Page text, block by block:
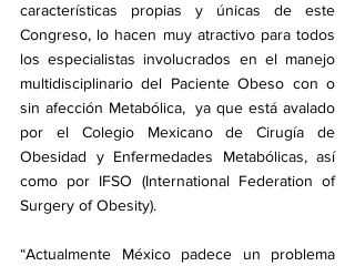
características propias y únicas de este
Congreso, lo hacen muy atractivo para todos
los especialistas involucrados en el manejo
multidisciplinario del Paciente Obeso con o
sin afección Metabólica,  ya que está avalado
por el Colegio Mexicano de Cirugía de
Obesidad y Enfermedades Metabólicas, así
como por IFSO (International Federation of
Surgery of Obesity).
“Actualmente México padece un problema